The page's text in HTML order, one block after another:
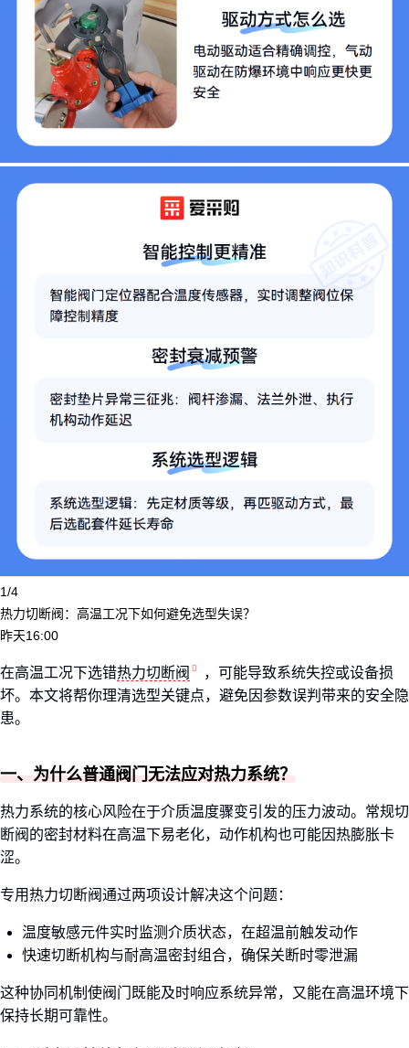
1/4
热力切断阀：高温工况下如何避免选型失误？
昨天16:00
在高温工况下选错热力切断阀
，可能导致系统失控或设备损
坏。本文将帮你理清选型关键点，避免因参数误判带来的安全隐
患。
一、为什么普通阀门无法应对热力系统？
热力系统的核心风险在于介质温度骤变引发的压力波动。常规切
断阀的密封材料在高温下易老化，动作机构也可能因热膨胀卡
涩。
专用热力切断阀通过两项设计解决这个问题：
温度敏感元件实时监测介质状态，在超温前触发动作
快速切断机构与耐高温密封组合，确保关断时零泄漏
这种协同机制使阀门既能及时响应系统异常，又能在高温环境下
保持长期可靠性。